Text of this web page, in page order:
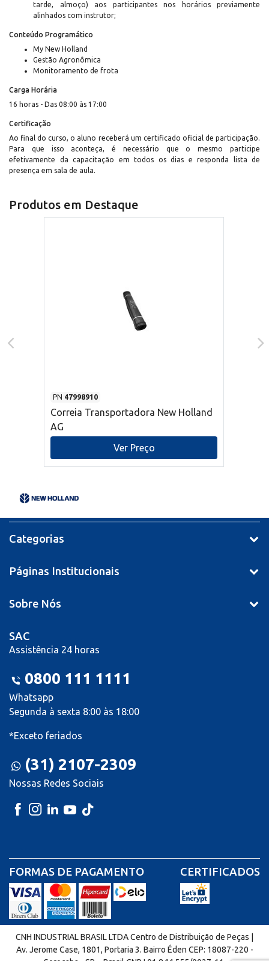
tarde, almoço) aos participantes nos horários previamente
alinhados com instrutor;
Conteúdo Programático
My New Holland
Gestão Agronômica
Monitoramento de frota
Carga Horária
16 horas - Das 08:00 às 17:00
Certificação
Ao final do curso, o aluno receberá um certificado oficial de participação.
Para que isso aconteça, é necessário que o mesmo participe
efetivamente da capacitação em todos os dias e responda lista de
presença em sala de aula.
Produtos em Destaque
PN 47998910
Correia Transportadora New Holland
AG
Ver Preço
Categorias
Páginas Institucionais
Sobre Nós
SAC
Assistência 24 horas
0800 111 1111
Whatsapp
Segunda à sexta 8:00 às 18:00
*Exceto feriados
(31) 2107-2309
Nossas Redes Sociais
FORMAS DE PAGAMENTO CERTIFICADOS
CNH INDUSTRIAL BRASIL LTDA Centro de Distribuição de Peças |
Av. Jerome Case, 1801, Portaria 3. Bairro Éden CEP: 18087-220 -